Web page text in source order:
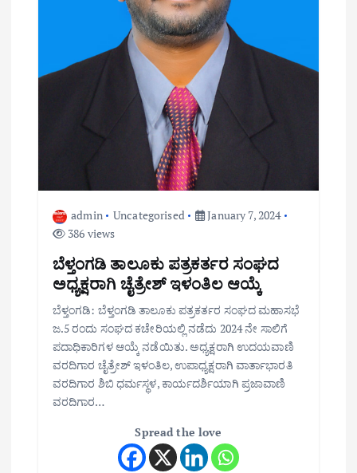
admin Uncategorised
January 7, 2024
386 views
ಬೆಳ್ತಂಗಡಿ ತಾಲೂಕು ಪತ್ರಕರ್ತರ ಸಂಘದ
ಅಧ್ಯಕ್ಷರಾಗಿ ಚೈತ್ರೇಶ್ ಇಳಂತಿಲ ಆಯ್ಕೆ
ಬೆಳ್ತಂಗಡಿ: ಬೆಳ್ತಂಗಡಿ ತಾಲೂಕು ಪತ್ರಕರ್ತರ ಸಂಘದ ಮಹಾಸಭೆ
ಜ.5 ರಂದು ಸಂಘದ ಕಚೇರಿಯಲ್ಲಿ ನಡೆದು 2024 ನೇ ಸಾಲಿಗೆ
ಪದಾಧಿಕಾರಿಗಳ ಆಯ್ಕೆ ನಡೆಯಿತು. ಅಧ್ಯಕ್ಷರಾಗಿ ಉದಯವಾಣಿ
ವರದಿಗಾರ ಚೈತ್ರೇಶ್ ಇಳಂತಿಲ, ಉಪಾಧ್ಯಕ್ಷರಾಗಿ ವಾರ್ತಾಭಾರತಿ
ವರದಿಗಾರ ಶಿಬಿ ಧರ್ಮಸ್ಥಳ, ಕಾರ್ಯದರ್ಶಿಯಾಗಿ ಪ್ರಜಾವಾಣಿ
ವರದಿಗಾರ…
Spread the love